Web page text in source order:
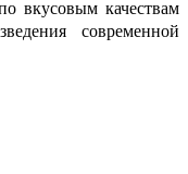
вкусовым качествам
современной